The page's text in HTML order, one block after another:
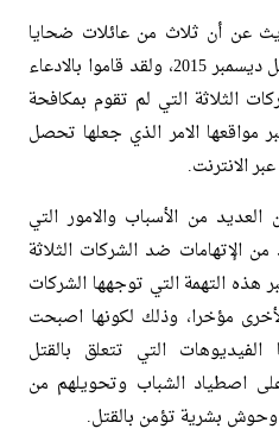
عن أن ثلاث من عائلات ضحايا
تفجير سان بيرناردينو الذي حصل ديسمبر 2015، ولقد قاموا بالادعاء
الثلاثة التي لم تقوم بمكافحة
مواقعها الامر الذي جعلها تحصل
الانترنت.
من الأسباب والامور التي
الإتهامات ضد الشركات الثلاثة
هذه التهمة التي توجهها الشركات
مؤخرا، وذلك لكونها اصبحت
التي تتعلق بالقتل
على اصطياد الشباب وتحويلهم من
بشرية تؤمن بالقتل.